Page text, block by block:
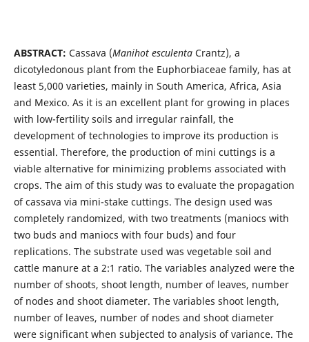
ABSTRACT: Cassava (Manihot esculenta Crantz), a
dicotyledonous plant from the Euphorbiaceae family, has at
least 5,000 varieties, mainly in South America, Africa, Asia
and Mexico. As it is an excellent plant for growing in places
with low-fertility soils and irregular rainfall, the
development of technologies to improve its production is
essential. Therefore, the production of mini cuttings is a
viable alternative for minimizing problems associated with
crops. The aim of this study was to evaluate the propagation
of cassava via mini-stake cuttings. The design used was
completely randomized, with two treatments (maniocs with
two buds and maniocs with four buds) and four
replications. The substrate used was vegetable soil and
cattle manure at a 2:1 ratio. The variables analyzed were the
number of shoots, shoot length, number of leaves, number
of nodes and shoot diameter. The variables shoot length,
number of leaves, number of nodes and shoot diameter
were significant when subjected to analysis of variance. The